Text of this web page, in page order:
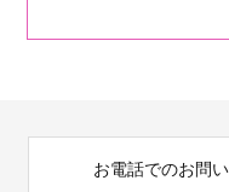
お電話でのお問